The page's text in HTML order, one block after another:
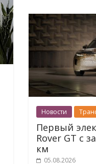
Новости
Первый
Rover GT с
км
05.08.2026